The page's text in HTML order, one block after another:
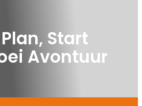
Start
Avontuur